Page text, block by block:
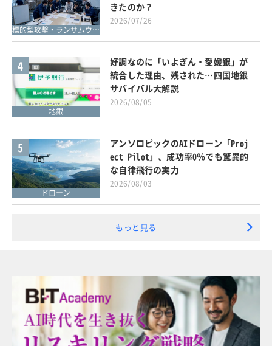
標的型攻撃・ランサムウェア対策
きたのか？
2026/07/26
4
地銀
好調なのに「いよぎん・愛媛銀」が
統合した理由、残された…四国地銀
サバイバル大解説
2026/08/05
5
ドローン
アンソロピックのAIドローン「Proj
ect Pilot」、成功率0％でも驚異的
な自律飛行の実力
2026/08/03
もっと見る